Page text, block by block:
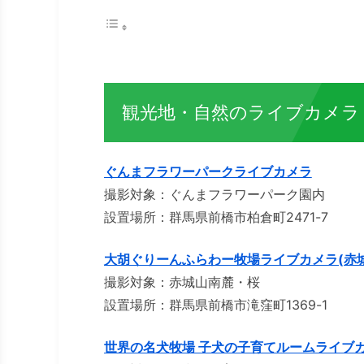
観光地・自然のライブカメラ
ぐんまフラワーパークライブカメラ
撮影対象：ぐんまフラワーパーク園内
設置場所：群馬県前橋市柏倉町2471-7
大胡ぐりーんふらわー牧場ライブカメラ(赤
撮影対象：赤城山南麓・桜
設置場所：群馬県前橋市滝窪町1369-1
世界の名犬牧場 子犬の子育てルームライブ